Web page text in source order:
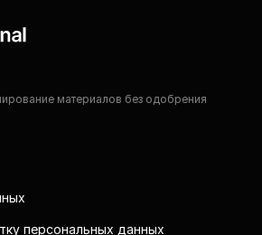
материалов без одобрения
персональных данных